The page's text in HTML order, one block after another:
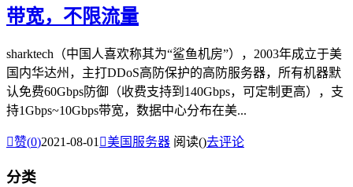
带宽，不限流量
sharktech（中国人喜欢称其为“鲨鱼机房”），2003年成立于美
国内华达州，主打DDoS高防保护的高防服务器，所有机器默
认免费60Gbps防御（收费支持到140Gbps，可定制更高），支
持1Gbps~10Gbps带宽，数据中心分布在美...
赞(0)2021-08-01美国服务器 阅读()去评论
分类